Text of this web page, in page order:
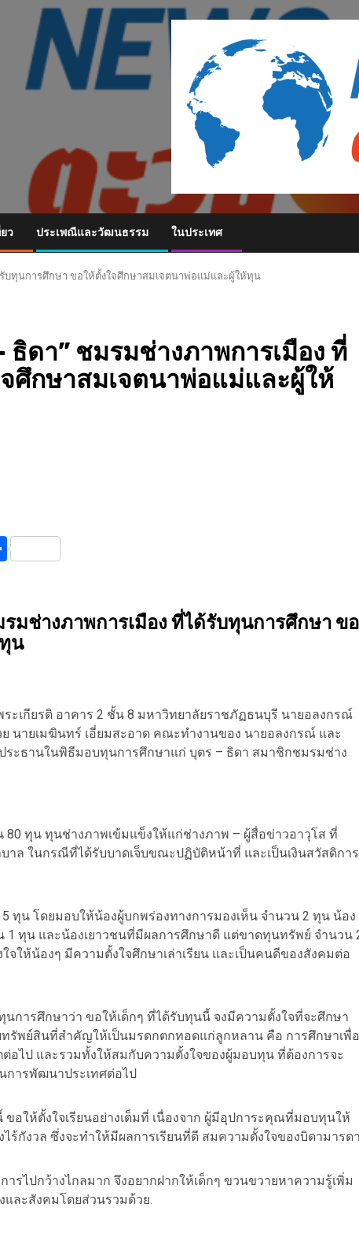
ว ประเพณีและวัฒนธรรม ในประเทศ
บทุนการศึกษา ขอให้ตั้งใจศึกษาสมเจตนาพ่อแม่และผู้ให้ทุน
ธิดา” ชมรมช่างภาพการเมือง ที่
ศึกษาสมเจตนาพ่อแม่และผู้ให้
Share
มช่างภาพการเมือง ที่ได้รับทุนการศึกษา ขอ
น
เกียรติ อาคาร 2 ชั้น 8 มหาวิทยาลัยราชภัฏธนบุรี นายอลงกรณ์
นายเมฆินทร์ เอี่ยมสะอาด คณะทำงานของ นายอลงกรณ์ และ
ระธานในพิธีมอบทุนการศึกษาแก่ บุตร – ธิดา สมาชิกชมรมช่าง
ทุน ทุนช่างภาพเข้มแข็งให้แก่ช่างภาพ – ผู้สื่อข่าวอาวุโส ที่
าล ในกรณีที่ได้รับบาดเจ็บขณะปฏิบัติหน้าที่ และเป็นเงินสวัสดิการ
ทุน โดยมอบให้น้องผู้บกพร่องทางการมองเห็น จำนวน 2 ทุน น้อง
1 ทุน และน้องเยาวชนที่มีผลการศึกษาดี แต่ขาดทุนทรัพย์ จำนวน
จให้น้องๆ มีความตั้งใจศึกษาเล่าเรียน และเป็นคนดีของสังคมต่อ
การศึกษาว่า ขอให้เด็กๆ ที่ได้รับทุนนี้ จงมีความตั้งใจที่จะศึกษา
ทรัพย์สินที่สำคัญให้เป็นมรดกตกทอดแก่ลูกหลาน คือ การศึกษาเพื่อ
อไป และรวมทั้งให้สมกับความตั้งใจของผู้มอบทุน ที่ต้องการจะ
การพัฒนาประเทศต่อไป
อให้ตั้งใจเรียนอย่างเต็มที่ เนื่องจาก ผู้มีอุปการะคุณที่มอบทุนให้
ร้กังวล ซึ่งจะทำให้มีผลการเรียนที่ดี สมความตั้งใจของบิดามารดา
ไปกว้างไกลมาก จึงอยากฝากให้เด็กๆ ขวนขวายหาความรู้เพิ่ม
และสังคมโดยส่วนรวมด้วย.